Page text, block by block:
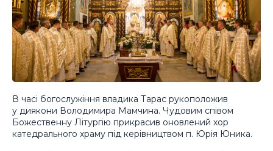
В часі богослужіння владика Тарас рукоположив
у диякони Володимира Мамчина. Чудовим співом
Божественну Літургію прикрасив оновлений хор
катедрального храму під керівництвом п. Юрія Юника.